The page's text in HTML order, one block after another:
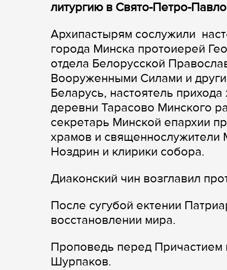
литургию в Свято-Петро-
Архипастырям сослужили
города Минска протоиерей
отдела Белорусской
Вооруженными Силами и
Беларусь, настоятель
деревни Тарасово Минского
секретарь Минской епархии
храмов и священнослужители
Ноздрин и клирики собора.
Диаконский чин возглавил
После сугубой ектении
восстановлении мира.
Проповедь перед Причастием
Шурпаков.